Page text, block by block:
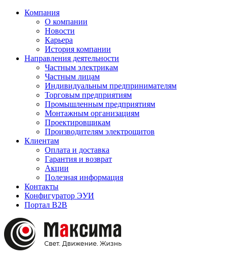
Компания
О компании
Новости
Карьера
История компании
Направления деятельности
Частным электрикам
Частным лицам
Индивидуальным предпринимателям
Торговым предприятиям
Промышленным предприятиям
Монтажным организациям
Проектировщикам
Производителям электрощитов
Клиентам
Оплата и доставка
Гарантия и возврат
Акции
Полезная информация
Контакты
Конфигуратор ЭУИ
Портал B2B